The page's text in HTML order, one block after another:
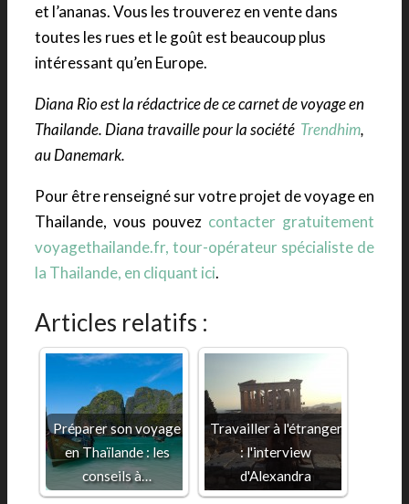
et l’ananas. Vous les trouverez en vente dans
toutes les rues et le goût est beaucoup plus
intéressant qu’en Europe.
Diana Rio est la rédactrice de ce carnet de voyage en
Thailande. Diana travaille pour la société Trendhim,
au Danemark.
Pour être renseigné sur votre projet de voyage en
Thailande, vous pouvez contacter gratuitement
voyagethailande.fr, tour-opérateur spécialiste de
la Thailande, en cliquant ici.
Articles relatifs :
Préparer son voyage
en Thaïlande : les
conseils à…
Travailler à l'étranger
: l'interview
d'Alexandra